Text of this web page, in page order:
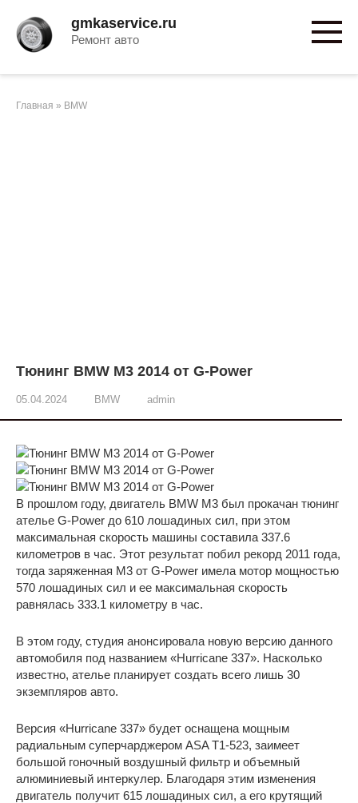
контенту
gmkaservice.ru
Ремонт авто
Главная » BMW
Тюнинг BMW M3 2014 от G-Power
05.04.2024 BMW admin
В прошлом году, двигатель BMW M3 был прокачан тюнинг
ателье G-Power до 610 лошадиных сил, при этом
максимальная скорость машины составила 337.6
километров в час. Этот результат побил рекорд 2011 года,
тогда заряженная M3 от G-Power имела мотор мощностью
570 лошадиных сил и ее максимальная скорость
равнялась 333.1 километру в час.
В этом году, студия анонсировала новую версию данного
автомобиля под названием «Hurricane 337». Насколько
известно, ателье планирует создать всего лишь 30
экземпляров авто.
Версия «Hurricane 337» будет оснащена мощным
радиальным суперчарджером ASA T1-523, заимеет
большой гоночный воздушный фильтр и объемный
алюминиевый интеркулер. Благодаря этим изменения
двигатель получит 615 лошадиных сил, а его крутящий